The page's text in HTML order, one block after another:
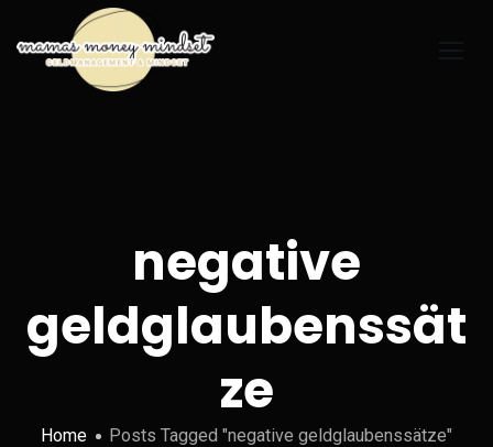
negative
geldglaubenssät
ze
Home Posts Tagged "negative geldglaubenssätze"